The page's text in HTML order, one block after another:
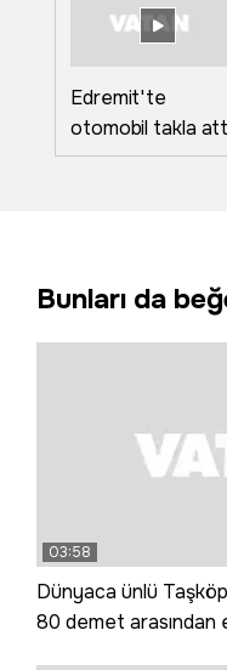
Edremit'te
otomobil takla
2 kişi yaralandı
Bunları da
03:58
Dünyaca ünlü
80 demet arasından